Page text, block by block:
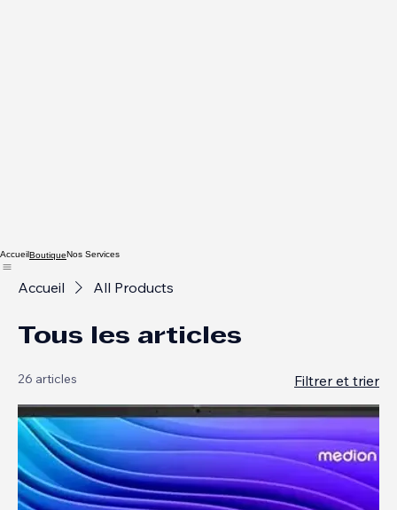
Accueil Boutique Nos Services
Tous les articles
26 articles Filtrer et trier